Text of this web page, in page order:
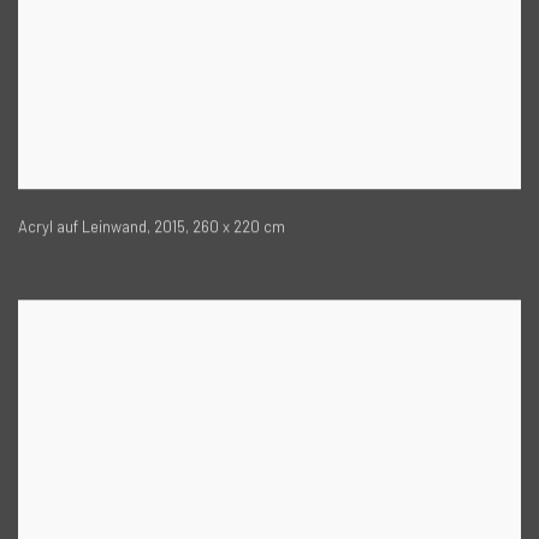
Acryl auf Leinwand, 2015, 260 x 220 cm